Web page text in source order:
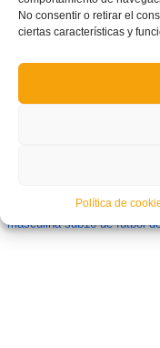
No consentir o retirar el
ciertas características y
Política de
CONVOCATORIA: Primer
masculina sub16 de fútbol